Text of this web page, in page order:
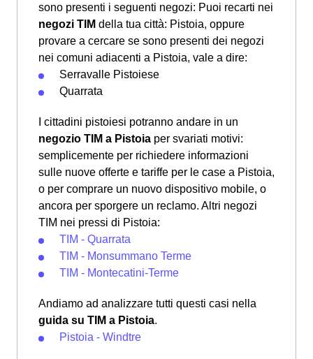
sono presenti i seguenti negozi: Puoi recarti nei
negozi TIM della tua città: Pistoia, oppure
provare a cercare se sono presenti dei negozi
nei comuni adiacenti a Pistoia, vale a dire:
Serravalle Pistoiese
Quarrata
I cittadini pistoiesi potranno andare in un
negozio TIM a Pistoia per svariati motivi:
semplicemente per richiedere informazioni
sulle nuove offerte e tariffe per le case a Pistoia,
o per comprare un nuovo dispositivo mobile, o
ancora per sporgere un reclamo. Altri negozi
TIM nei pressi di Pistoia:
TIM - Quarrata
TIM - Monsummano Terme
TIM - Montecatini-Terme
Andiamo ad analizzare tutti questi casi nella
guida su TIM a Pistoia.
Pistoia - Windtre